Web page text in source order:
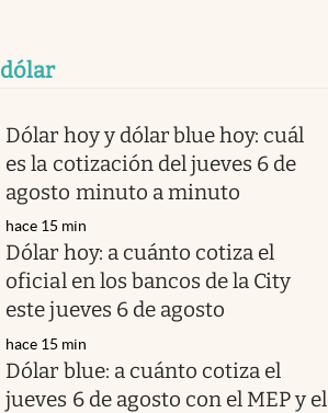
dólar
Dólar hoy y dólar blue hoy: cuál
es la cotización del jueves 6 de
agosto minuto a minuto
hace 15 min
Dólar hoy: a cuánto cotiza el
oficial en los bancos de la City
este jueves 6 de agosto
hace 15 min
Dólar blue: a cuánto cotiza el
jueves 6 de agosto con el MEP y el